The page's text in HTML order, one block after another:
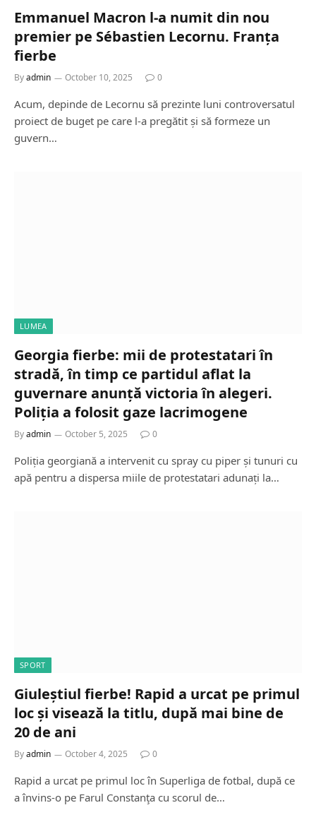
Emmanuel Macron l-a numit din nou
premier pe Sébastien Lecornu. Franța
fierbe
Byadmin October 10, 2025 0
Acum, depinde de Lecornu să prezinte luni controversatul
proiect de buget pe care l-a pregătit și să formeze un
guvern…
LUMEA
Georgia fierbe: mii de protestatari în
stradă, în timp ce partidul aflat la
guvernare anunță victoria în alegeri.
Poliția a folosit gaze lacrimogene
Byadmin October 5, 2025 0
Poliția georgiană a intervenit cu spray cu piper și tunuri cu
apă pentru a dispersa miile de protestatari adunați la…
SPORT
Giuleștiul fierbe! Rapid a urcat pe primul
loc și visează la titlu, după mai bine de
20 de ani
Byadmin October 4, 2025 0
Rapid a urcat pe primul loc în Superliga de fotbal, după ce
a învins-o pe Farul Constanţa cu scorul de…